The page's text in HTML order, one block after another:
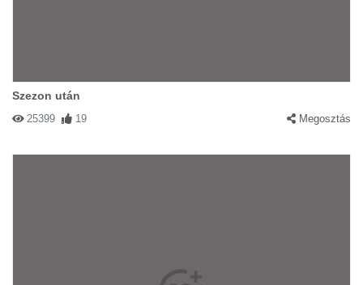
Szezon után
25399 19 Megosztás